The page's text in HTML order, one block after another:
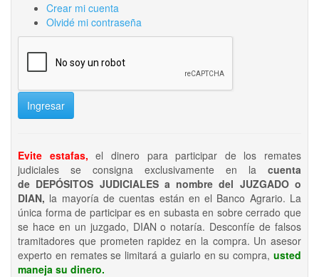
Crear mi cuenta
Olvidé mi contraseña
Ingresar
Evite estafas, el dinero para participar de los remates
judiciales se consigna exclusivamente en la cuenta
de DEPÓSITOS JUDICIALES a nombre del JUZGADO o
DIAN, la mayoría de cuentas están en el Banco Agrario. La
única forma de participar es en subasta en sobre cerrado que
se hace en un juzgado, DIAN o notaría. Desconfíe de falsos
tramitadores que prometen rapidez en la compra. Un asesor
experto en remates se limitará a guiarlo en su compra, usted
maneja su dinero.